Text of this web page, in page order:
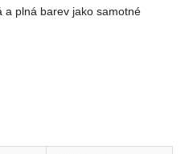
a plná barev jako samotné